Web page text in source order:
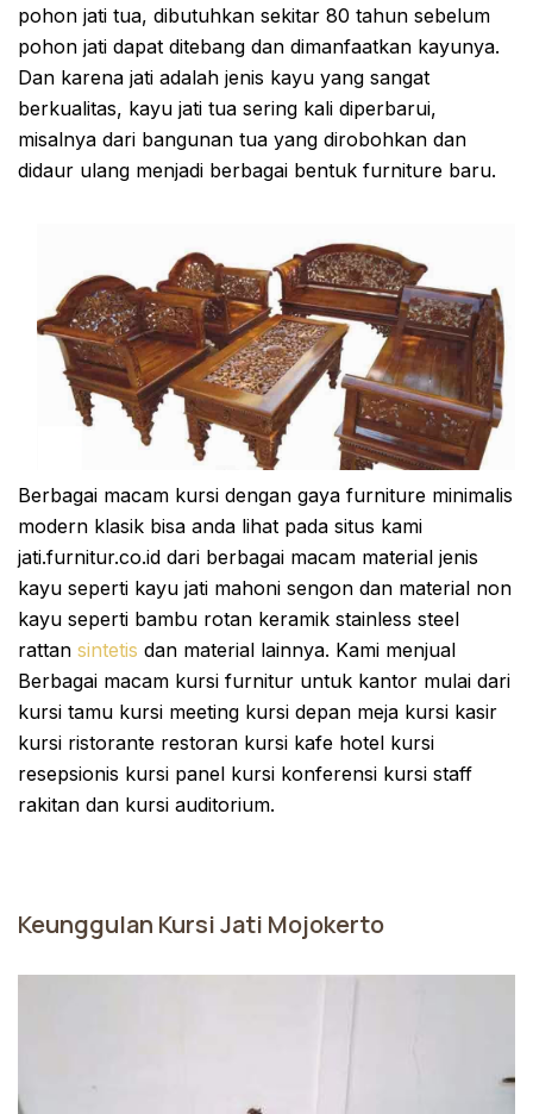
pohon jati tua, dibutuhkan sekitar 80 tahun sebelum
pohon jati dapat ditebang dan dimanfaatkan kayunya.
Dan karena jati adalah jenis kayu yang sangat
berkualitas, kayu jati tua sering kali diperbarui,
misalnya dari bangunan tua yang dirobohkan dan
didaur ulang menjadi berbagai bentuk furniture baru.
Berbagai macam kursi dengan gaya furniture minimalis
modern klasik bisa anda lihat pada situs kami
jati.furnitur.co.id dari berbagai macam material jenis
kayu seperti kayu jati mahoni sengon dan material non
kayu seperti bambu rotan keramik stainless steel
rattan sintetis dan material lainnya. Kami menjual
Berbagai macam kursi furnitur untuk kantor mulai dari
kursi tamu kursi meeting kursi depan meja kursi kasir
kursi ristorante restoran kursi kafe hotel kursi
resepsionis kursi panel kursi konferensi kursi staff
rakitan dan kursi auditorium.
Keunggulan Kursi Jati Mojokerto